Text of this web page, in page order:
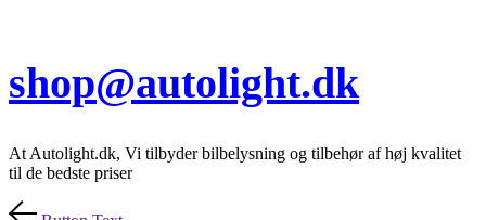
shop@autolight.dk
At Autolight.dk, Vi tilbyder bilbelysning og tilbehør af høj kvalitet
til de bedste priser